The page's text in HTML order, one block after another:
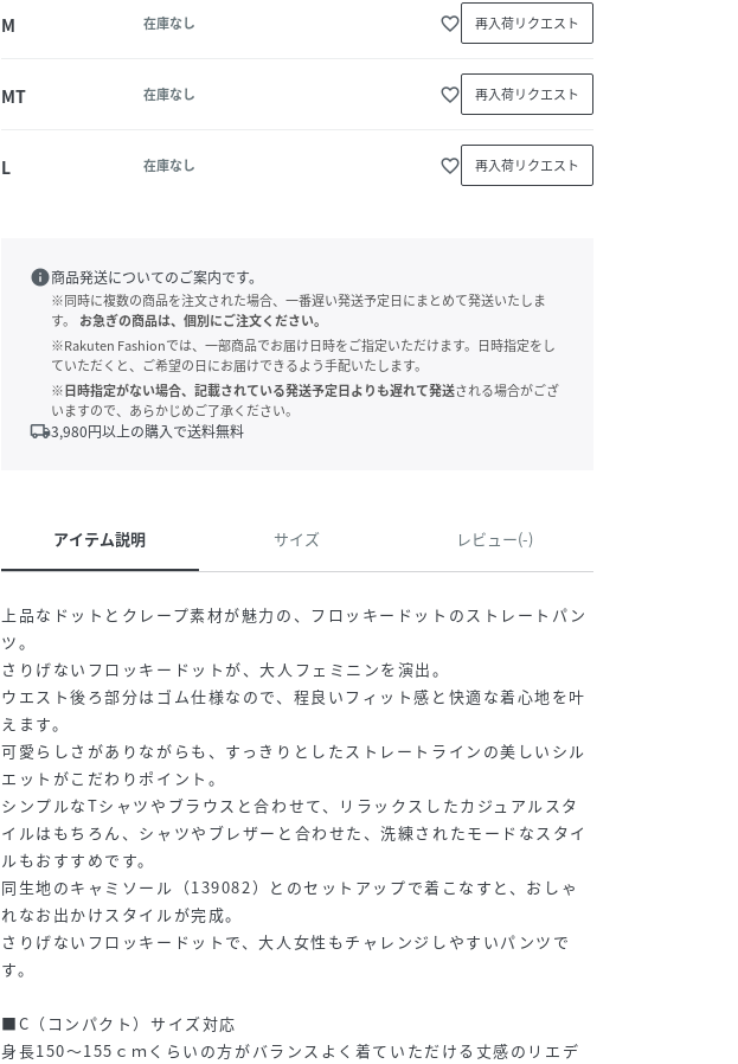
M 在庫なし favorite_border 再入荷リクエスト
MT 在庫なし favorite_border 再入荷リクエスト
L 在庫なし favorite_border 再入荷リクエスト
info商品発送についてのご案内です。
※同時に複数の商品を注文された場合、一番遅い発送予定日にまとめて発送いたしま
す。
お急ぎの商品は、個別にご注文ください。
※Rakuten Fashionでは、一部商品でお届け日時をご指定いただけます。日時指定をし
ていただくと、ご希望の日にお届けできるよう手配いたします。
※日時指定がない場合、記載されている発送予定日よりも遅れて発送される場合がござ
いますので、あらかじめご了承ください。
local_shipping3,980円以上の購入で送料無料
アイテム説明 サイズ レビュー(-)
上品なドットとクレープ素材が魅力の、フロッキードットのストレートパン
ツ。
さりげないフロッキードットが、大人フェミニンを演出。
ウエスト後ろ部分はゴム仕様なので、程良いフィット感と快適な着心地を叶
えます。
可愛らしさがありながらも、すっきりとしたストレートラインの美しいシル
エットがこだわりポイント。
シンプルなTシャツやブラウスと合わせて、リラックスしたカジュアルスタ
イルはもちろん、シャツやブレザーと合わせた、洗練されたモードなスタイ
ルもおすすめです。
同生地のキャミソール（139082）とのセットアップで着こなすと、おしゃ
れなお出かけスタイルが完成。
さりげないフロッキードットで、大人女性もチャレンジしやすいパンツで
す。
■C（コンパクト）サイズ対応
身長150～155ｃｍくらいの方がバランスよく着ていただける丈感のリエデ